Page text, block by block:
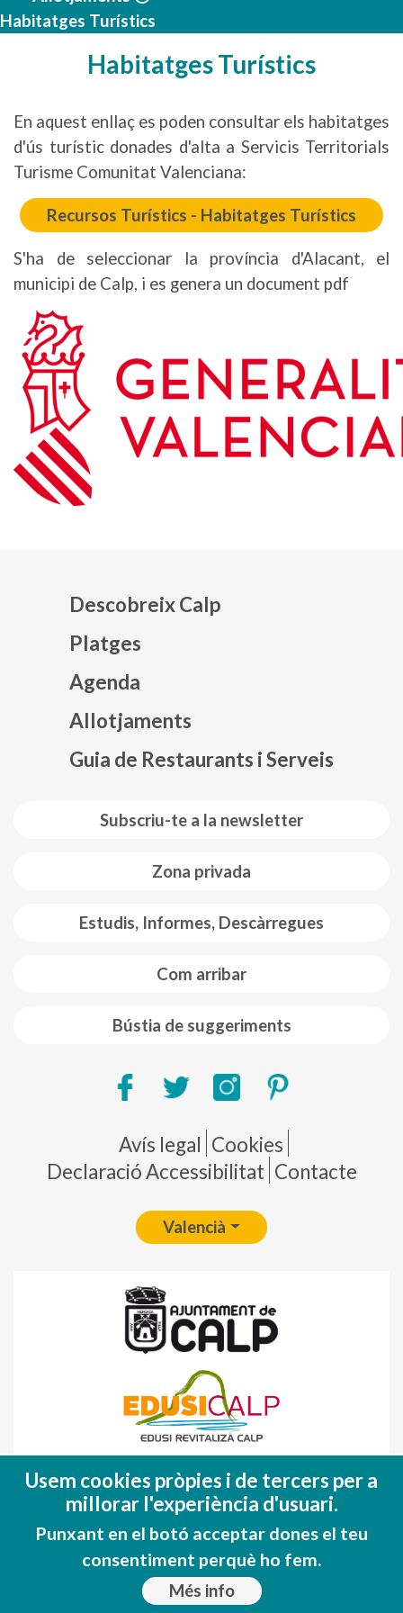
Habitatges Turístics
Habitatges Turístics
En aquest enllaç es poden consultar els habitatges
d'ús turístic donades d'alta a Servicis Territorials
Turisme Comunitat Valenciana:
Recursos Turístics - Habitatges Turístics
S'ha de seleccionar la província d'Alacant, el
municipi de Calp, i es genera un document pdf
Subscriu-te a la newsletter
Zona privada
Estudis, Informes, Descàrregues
Com arribar
Bústia de suggeriments
Descobreix Calp
Platges
Agenda
Allotjaments
Guia de Restaurants i Serveis
Pie de página
Avís legal Cookies
Declaració Accessibilitat Contacte
Valencià
(FEDER)
Una manera de hacer EUROPA
Usem cookies pròpies i de tercers per a
millorar l'experiència d'usuari.
Punxant en el botó acceptar dones el teu
consentiment perquè ho fem.
Més info